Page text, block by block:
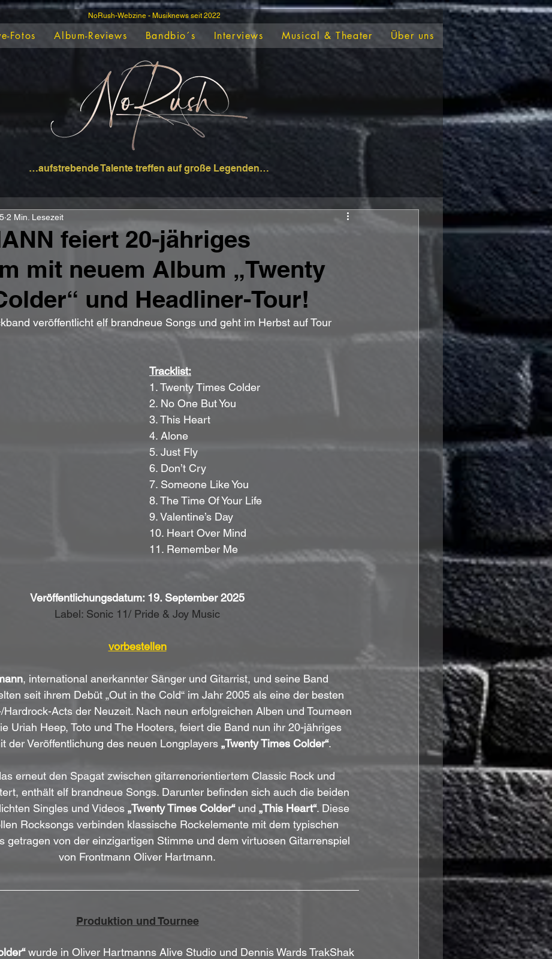
NoRush-Webzine - Musiknews seit 2022
Fotos Album-Reviews Bandbio´s Interviews Musical & Theater Über uns
…aufstrebende Talente treffen auf große Legenden…
feiert 20-jähriges
mit neuem Album „Twenty
und Headliner-Tour!
2 Min. Lesezeit
veröffentlicht elf brandneue Songs und geht im Herbst auf Tour
Tracklist:
1. Twenty Times Colder
2. No One But You
3. This Heart
4. Alone
5. Just Fly
6. Don’t Cry
7. Someone Like You
8. The Time Of Your Life
9. Valentine’s Day
10. Heart Over Mind
11. Remember Me
Veröffentlichungsdatum: 19. September 2025
Label: Sonic 11/ Pride & Joy Music
vorbestellen
, international anerkannter Sänger und Gitarrist, und seine Band
seit ihrem Debüt „Out in the Cold“ im Jahr 2005 als eine der besten
Acts der Neuzeit. Nach neun erfolgreichen Alben und Tourneen
Uriah Heep, Toto und The Hooters, feiert die Band nun ihr 20-jähriges
der Veröffentlichung des neuen Longplayers „Twenty Times Colder“.
erneut den Spagat zwischen gitarrenorientiertem Classic Rock und
enthält elf brandneue Songs. Darunter befinden sich auch die beiden
Singles und Videos „Twenty Times Colder“ und „This Heart“. Diese
Rocksongs verbinden klassische Rockelemente mit dem typischen
getragen von der einzigartigen Stimme und dem virtuosen Gitarrenspiel
von Frontmann Oliver Hartmann.
Produktion und Tournee
wurde in Oliver Hartmanns Alive Studio und Dennis Wards TrakShak